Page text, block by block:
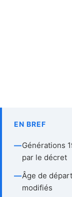
EN BREF
—Générations
par le décret
—Âge de
modifiés